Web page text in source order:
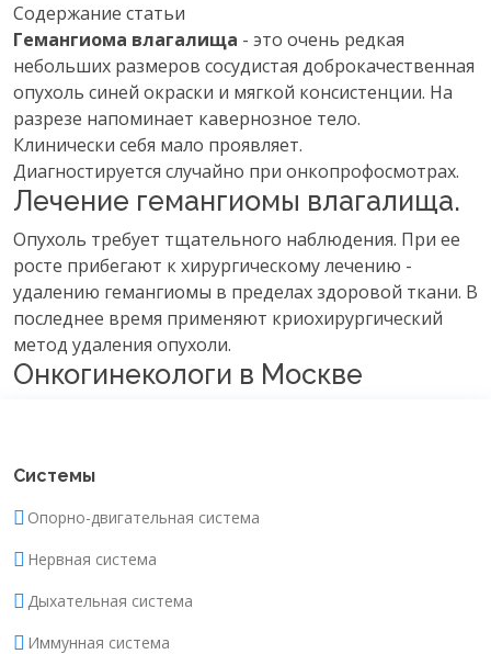
Содержание статьи
Гемангиома влагалища - это очень редкая
небольших размеров сосудистая доброкачественная
опухоль синей окраски и мягкой консистенции. На
разрезе напоминает кавернозное тело.
Клинически себя мало проявляет.
Диагностируется случайно при онкопрофосмотрах.
Лечение гемангиомы влагалища.
Опухоль требует тщательного наблюдения. При ее
росте прибегают к хирургическому лечению -
удалению гемангиомы в пределах здоровой ткани. В
последнее время применяют криохирургический
метод удаления опухоли.
Онкогинекологи в Москве
Системы
Опорно-двигательная система
Нервная система
Дыхательная система
Иммунная система